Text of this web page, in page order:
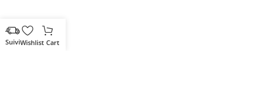
Wishlist Cart